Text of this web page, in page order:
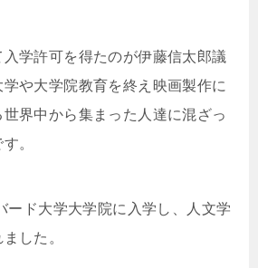
学許可を得たのが伊藤信太郎議
や大学院教育を終え映画製作に
界中から集まった人達に混ざっ
。
ード大学大学院に入学し、人文学
した。